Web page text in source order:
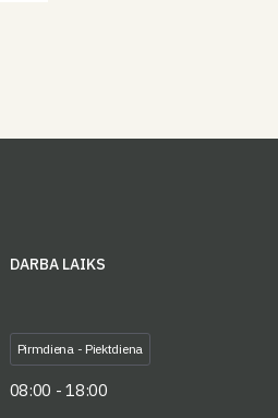
DARBA LAIKS
Pirmdiena - Piektdiena
08:00 - 18:00